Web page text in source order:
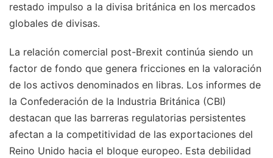
restado impulso a la divisa británica en los mercados
globales de divisas.
La relación comercial post-Brexit continúa siendo un
factor de fondo que genera fricciones en la valoración
de los activos denominados en libras. Los informes de
la Confederación de la Industria Británica (CBI)
destacan que las barreras regulatorias persistentes
afectan a la competitividad de las exportaciones del
Reino Unido hacia el bloque europeo. Esta debilidad